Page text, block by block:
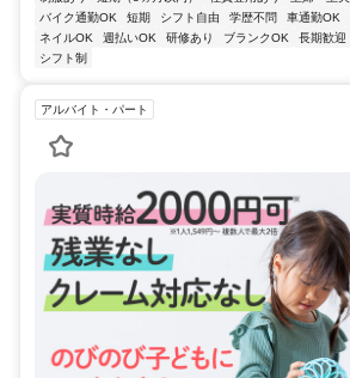
バイク通勤OK
短期 シフト自由 学歴不問 車通勤OK
ネイルOK
週払いOK 研修あり ブランクOK 長期歓迎
シフト制
アルバイト・パート